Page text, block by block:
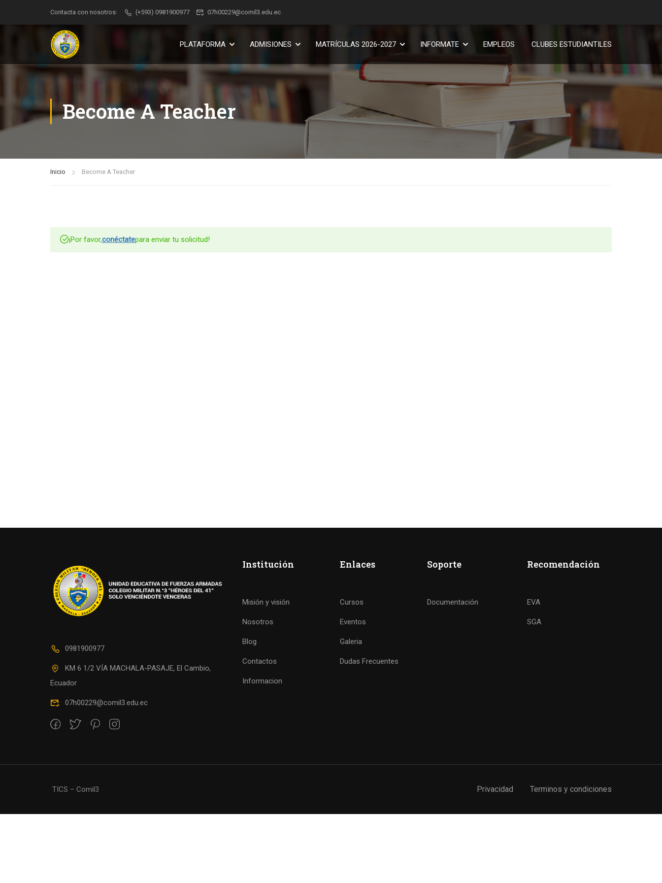
Contacta con nosotros: (+593) 0981900977 07h00229@comil3.edu.ec
PLATAFORMA ADMISIONES MATRÍCULAS 2026-2027 INFORMATE EMPLEOS CLUBES ESTUDIANTILES
Become A Teacher
Inicio Become A Teacher
¡Por favor,conéctatepara enviar tu solicitud!
0981900977
KM 6 1/2 VÍA MACHALA-PASAJE, El Cambio,
Ecuador
07h00229@comil3.edu.ec
Institución
Misión y visión
Nosotros
Blog
Contactos
Informacion
Enlaces
Cursos
Eventos
Galeria
Dudas Frecuentes
Soporte
Documentación
Recomendación
EVA
SGA
TICS – Comil3 Privacidad Terminos y condiciones
¿ESTÁS LISTO PARA CAMBIAR TU FUTURO?
SOLO VENCIÉNDOTE VENCERÁS